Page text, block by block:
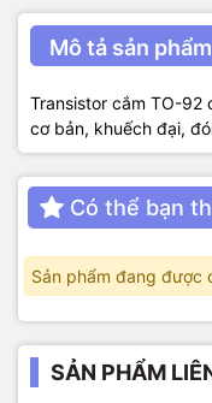
Mô tả sản phẩm
Transistor cắm TO-92
cơ bản, khuếch đại,
Có thể bạn
Sản phẩm đang được
SẢN PHẨM